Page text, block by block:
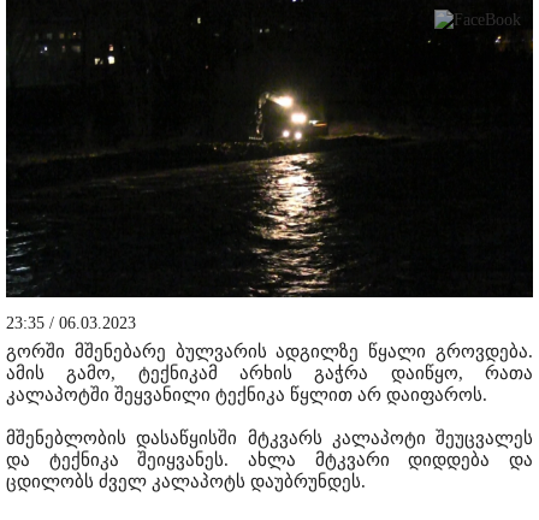
23:35 / 06.03.2023
გორში მშენებარე ბულვარის ადგილზე წყალი გროვდება.
ამის გამო, ტექნიკამ არხის გაჭრა დაიწყო, რათა
კალაპოტში შეყვანილი ტექნიკა წყლით არ დაიფაროს.
მშენებლობის დასაწყისში მტკვარს კალაპოტი შეუცვალეს
და ტექნიკა შეიყვანეს. ახლა მტკვარი დიდდება და
ცდილობს ძველ კალაპოტს დაუბრუნდეს.